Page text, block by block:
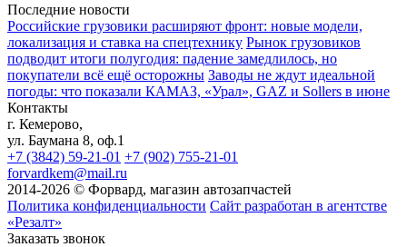
Последние новости
Российские грузовики расширяют фронт: новые модели,
локализация и ставка на спецтехнику Рынок грузовиков
подводит итоги полугодия: падение замедлилось, но
покупатели всё ещё осторожны Заводы не ждут идеальной
погоды: что показали КАМАЗ, «Урал», GAZ и Sollers в июне
Контакты
г. Кемерово,
ул. Баумана 8, оф.1
+7 (3842) 59-21-01 +7 (902) 755-21-01
forvardkem@mail.ru
2014-2026 © Форвард, магазин автозапчастей
Политика конфиденциальности Сайт разработан в агентстве
«Резалт»
Заказать звонок